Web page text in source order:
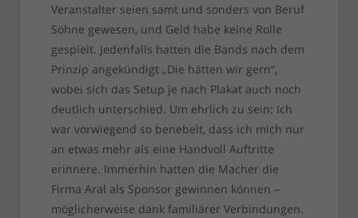
Veranstalter seien samt und sonders von Beruf
Söhne gewesen, und Geld habe keine Rolle
gespielt. Jedenfalls hatten die Bands nach dem
Prinzip angekündigt „Die hätten wir gern“,
wobei sich das Setup je nach Plakat auch noch
deutlich unterschied. Um ehrlich zu sein: Ich
war vorwiegend so benebelt, dass ich mich nur
an etwas mehr als eine Handvoll Auftritte
erinnere. Immerhin hatten die Macher die
Firma Aral als Sponsor gewinnen können –
möglicherweise dank familiärer Verbindungen.